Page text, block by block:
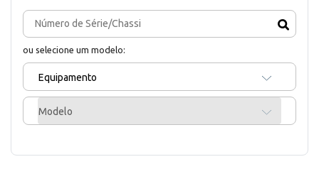
ou selecione um modelo:
Equipamento
Modelo